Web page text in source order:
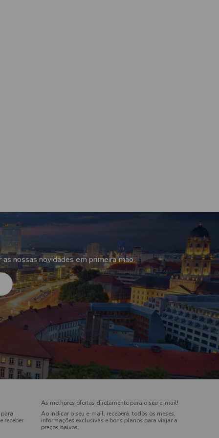
nossas novidades em primeira mão.
As melhores ofertas diretamente para o seu e-mail!
Ao indicar o seu e-mail, receberá, todos os meses,
informações exclusivas e bons planos para viajar a
preços baixos.
receber